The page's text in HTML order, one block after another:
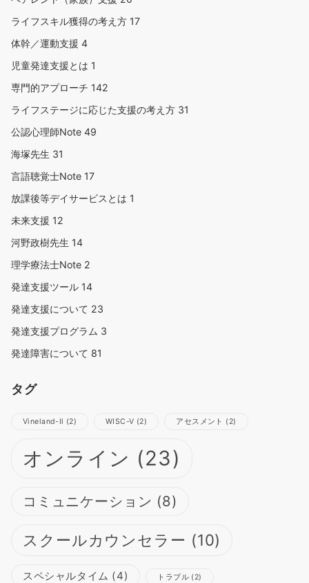
ライフスキル獲得の考え方 17
体幹／運動支援 4
児童発達支援とは 1
専門的アプローチ 142
ライフステージに応じた支援の考え方 31
公認心理師Note 49
海塚先生 31
言語聴覚士Note 17
放課後等デイサービスとは 1
未来支援 12
河野政樹先生 14
理学療法士Note 2
発達支援ツール 14
発達支援について 23
発達支援プログラム 3
発達障害について 81
タグ
Vineland-Ⅱ (2) WISC-Ⅴ (2) アセスメント (2)
オンライン (23)
コミュニケーション (8)
スクールカウンセラー (10)
スペシャルタイム (4) トラブル (2)